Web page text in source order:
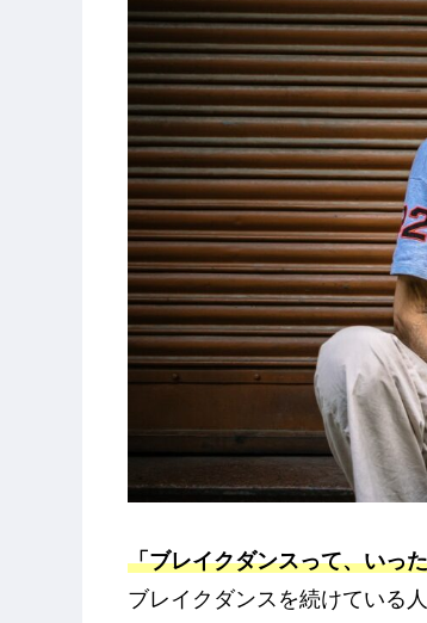
「ブレイクダンスって、いっ
ブレイクダンスを続けている